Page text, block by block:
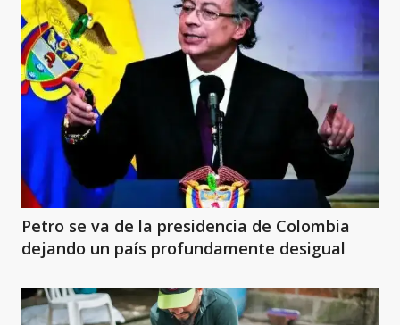
Petro se va de la presidencia de Colombia
dejando un país profundamente desigual